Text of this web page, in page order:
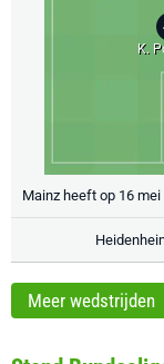
K.
Mainz heeft op 16
Meer wedstrijden